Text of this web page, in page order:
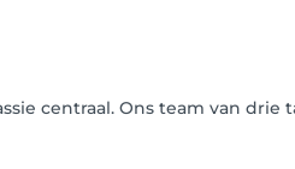
centraal. Ons team van drie